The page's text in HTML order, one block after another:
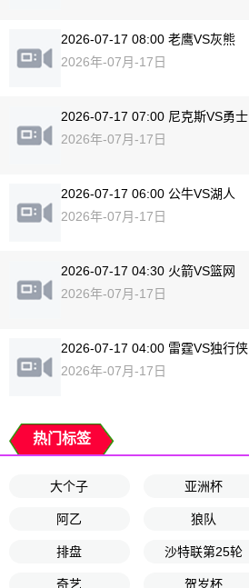
2026-07-17 08:00 老鹰VS灰熊
2026年-07月-17日
2026-07-17 07:00 尼克斯VS勇士
2026年-07月-17日
2026-07-17 06:00 公牛VS湖人
2026年-07月-17日
2026-07-17 04:30 火箭VS篮网
2026年-07月-17日
2026-07-17 04:00 雷霆VS独行侠
2026年-07月-17日
热门标签
大个子 亚洲杯
阿乙 狼队
排盘 沙特联第25轮
奇艺 贺岁杯